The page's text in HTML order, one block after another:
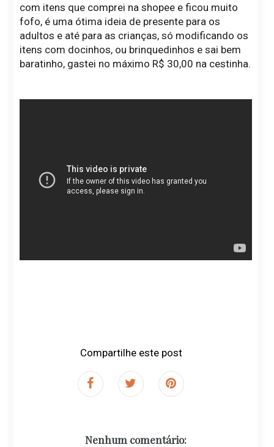
com itens que comprei na shopee e ficou muito
fofo, é uma ótima ideia de presente para os
adultos e até para as crianças, só modificando os
itens com docinhos, ou brinquedinhos e sai bem
baratinho, gastei no máximo R$ 30,00 na cestinha.
Compartilhe este post
Nenhum comentário: